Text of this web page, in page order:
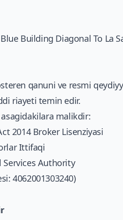
Building Diagonal To La
qanuni ve resmi
riayeti temin edir.
malikdir:
2014 Broker Lisenziyasi
Ittifaqi
Authority
4062001303240)